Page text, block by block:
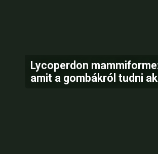
Lycoperdon
amit a gombákról tudni